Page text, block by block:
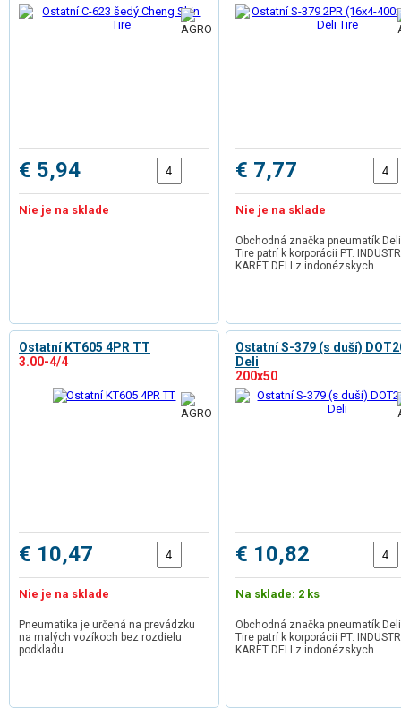
€ 5,94
Nie je na sklade
€ 7,77
Nie je na sklade
Obchodná značka pneumatík Deli
Tire patrí k korporácii PT.
KARET DELI z indonézskych …
Ostatní KT605 4PR TT
3.00-4/4
€ 10,47
Nie je na sklade
Pneumatika je určená na prevádzku
na malých vozíkoch bez rozdielu
podkladu.
Ostatní S-379 (s duší)
Deli
200x50
€ 10,82
Na sklade: 2 ks
Obchodná značka pneumatík Deli
Tire patrí k korporácii PT.
KARET DELI z indonézskych …